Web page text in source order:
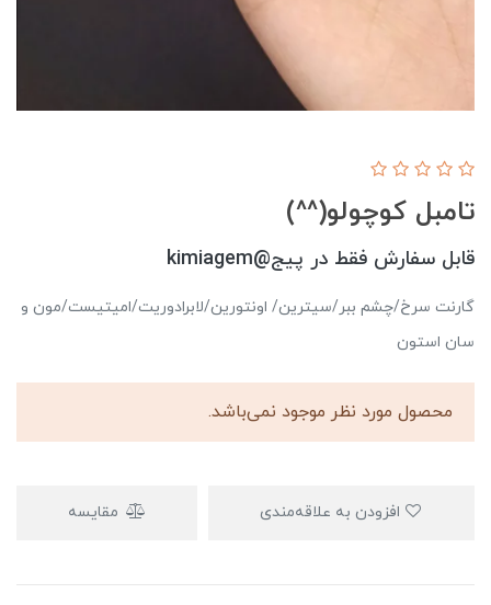
تامبل کوچولو⁦(⁠^⁠^⁠)⁩
قابل سفارش فقط در پیج@kimiagem
گارنت سرخ/چشم ببر/سیترین/ اونتورین/لابرادوریت/امیتیست/مون و
سان استون
محصول مورد نظر موجود نمی‌باشد.
مقایسه